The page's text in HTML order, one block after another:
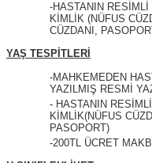
-HASTANIN
KİMLİK (NÜFUS
CÜZDANI,
YAŞ TESPİTLERİ
-MAHKEMEDEN
YAZILMIŞ RESMİ
- HASTANIN
KİMLİK(NÜFUS
PASOPORT)
-200TL ÜCRET